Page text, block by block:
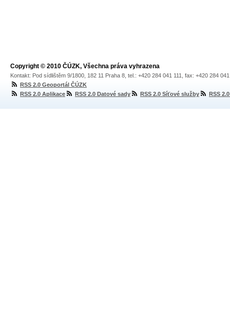
Copyright © 2010 ČÚZK, Všechna práva vyhrazena
Kontakt: Pod sídlištěm 9/1800, 182 11 Praha 8, tel.: +420 284 041 111, fax: +420 284
RSS 2.0 Geoportál ČÚZK
RSS 2.0 Aplikace
RSS 2.0 Datové sady RSS 2.0 Síťové služby RSS